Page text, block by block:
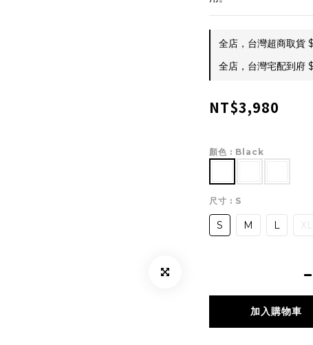
全店，台灣超商取貨
全店，台灣宅配到府
NT$3,980
顏色 : Black
尺寸 : S
S M L XL
加入購物車